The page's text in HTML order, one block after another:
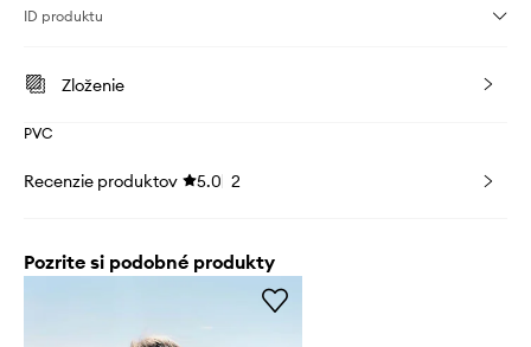
ID produktu
Zloženie
PVC
Recenzie produktov 5.0 2
Pozrite si podobné produkty